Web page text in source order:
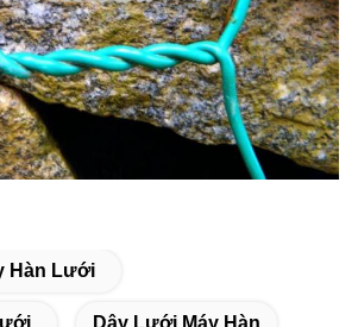
Hàn Lưới
Dây Lưới Máy Hàn